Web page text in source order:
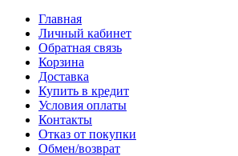
Главная
Личный кабинет
Обратная связь
Корзина
Доставка
Купить в кредит
Условия оплаты
Контакты
Отказ от покупки
Обмен/возврат